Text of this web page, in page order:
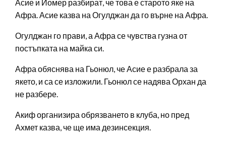
Асие и Йомер разбират, че това е старото яке на
Афра. Асие казва на Огулджан да го върне на Афра.
Огулджан го прави, а Афра се чувства гузна от
постъпката на майка си.
Афра обяснява на Гьонюл, че Асие е разбрала за
якето, и са се изложили. Гьонюл се надява Орхан да
не разбере.
Акиф организира обрязването в клуба, но пред
Ахмет казва, че ще има дезинсекция.